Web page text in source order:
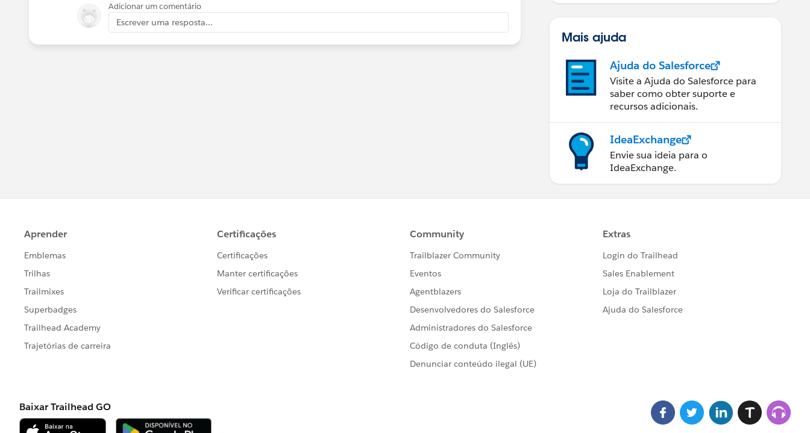
Adicionar um comentário
Escrever uma resposta...
Mais ajuda
Ajuda do Salesforce
Visite a Ajuda do Salesforce para
saber como obter suporte e
recursos adicionais.
IdeaExchange
Envie sua ideia para o
IdeaExchange.